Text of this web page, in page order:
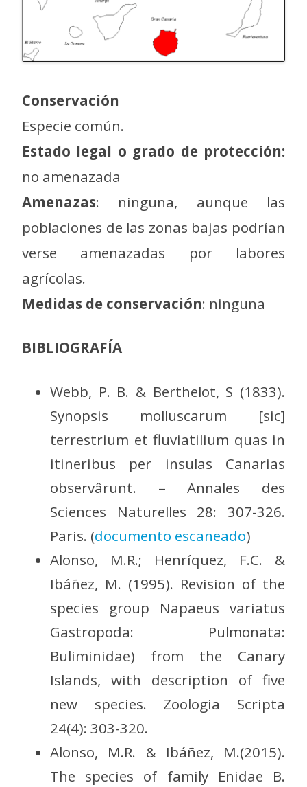
Conservación
Especie común.
Estado legal o grado de protección:
no amenazada
Amenazas: ninguna, aunque las
poblaciones de las zonas bajas podrían
verse amenazadas por labores
agrícolas.
Medidas de conservación: ninguna
BIBLIOGRAFÍA
Webb, P. B. & Berthelot, S (1833).
Synopsis molluscarum [sic]
terrestrium et fluviatilium quas in
itineribus per insulas Canarias
observârunt. – Annales des
Sciences Naturelles 28: 307-326.
Paris. (documento escaneado)
Alonso, M.R.; Henríquez, F.C. &
Ibáñez, M. (1995). Revision of the
species group Napaeus variatus
Gastropoda: Pulmonata:
Buliminidae) from the Canary
Islands, with description of five
new species. Zoologia Scripta
24(4): 303-320.
Alonso, M.R. & Ibáñez, M.(2015).
The species of family Enidae B.